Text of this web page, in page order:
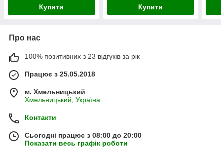
Купити Купити
Про нас
100% позитивних з 23 відгуків за рік
Працює з 25.05.2018
м. Хмельницький
Хмельницький, Україна
Контакти
Сьогодні працює з 08:00 до 20:00
Показати весь графік роботи